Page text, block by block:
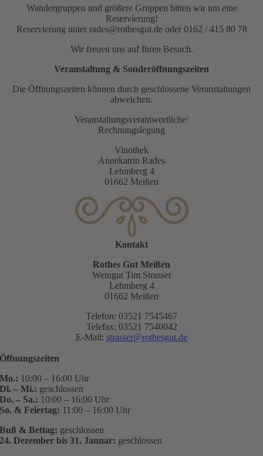
Wandergruppen und größere Gruppen bitten wir um eine
Reservierung!
Reservierung unter rades@rothesgut.de oder 0162 / 415 80 78
Wir freuen uns auf Ihren Besuch.
Veranstaltung & Sonderöffnungszeiten
Die Öffnungszeiten können durch geschlossene Veranstaltungen
abweichen.
Veranstaltungsverantwortliche/
Rechnungslegung
Vinothek
Annekatrin Rades
Lehmberg 4
01662 Meißen
Kontakt
Rothes Gut Meißen
Weingut Tim Strasser
Lehmberg 4
01662 Meißen
Telefon: 03521 7545467
Telefax: 03521 7540042
E-Mail: strasser@rothesgut.de
Öffnungszeiten
Mo.: 10:00 – 16:00 Uhr
Di. – Mi.: geschlossen
Do. – Sa.: 10:00 – 16:00 Uhr
So. & Feiertag: 11:00 – 16:00 Uhr
Buß & Bettag: geschlossen
24. Dezember bis 31. Januar: geschlossen